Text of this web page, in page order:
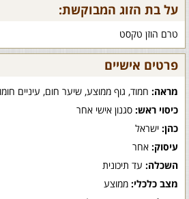
על בת הזוג המבוקשת:
טרם הוזן טקסט
פרטים אישיים
מראה: חמוד, גוף ממוצע, שיער חום, עיניים
כיסוי ראש: סגנון אישי אחר
כהן: ישראל
עיסוק: אחר
השכלה: עד תיכונית
מצב כלכלי: ממוצע